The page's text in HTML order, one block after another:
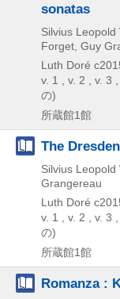
sonatas
Silvius
Forget, Guy
Luth Doré
v. 1 , v. 2 , v. 3
の)
所蔵館1館
The
Silvius
Grangereau
Luth Doré
v. 1 , v. 2 , v. 3
の)
所蔵館1館
Romanza :